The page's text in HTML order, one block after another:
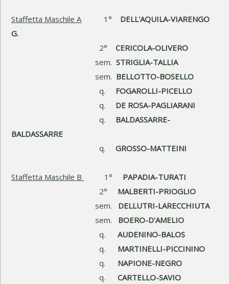
Staffetta Maschile A1° DELL'AQUILA-VIARENGO
G.
2°CERICOLA-OLIVERO
sem.STRIGLIA-TALLIA
sem. BELLOTTO-BOSELLO
q. FOGAROLLI-PICELLO
q. DE ROSA-PAGLIARANI
q. BALDASSARRE-
BALDASSARRE
q.GROSSO-MATTEINI
Staffetta Maschile B 1° PAPADIA-TURATI
2° MALBERTI-PRIOGLIO
sem. DELLUTRI-LARECCHIUTA
sem. BOERO-D'AMELIO
q.
AUDENINO-BALOS
q. MARTINELLI-PICCININO
q. NAPIONE-NEGRO
q.CARTELLO-SAVIO